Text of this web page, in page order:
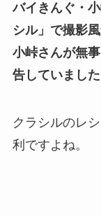
バイきんぐ・
シル」で撮影
小峠さんが無
告していました
クラシルのレ
利ですよね。